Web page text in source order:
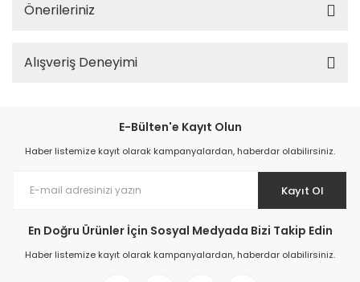
Önerileriniz
Alışveriş Deneyimi
E-Bülten'e Kayıt Olun
Haber listemize kayıt olarak kampanyalardan, haberdar olabilirsiniz.
Kayıt Ol
En Doğru Ürünler İçin Sosyal Medyada Bizi Takip Edin
Haber listemize kayıt olarak kampanyalardan, haberdar olabilirsiniz.